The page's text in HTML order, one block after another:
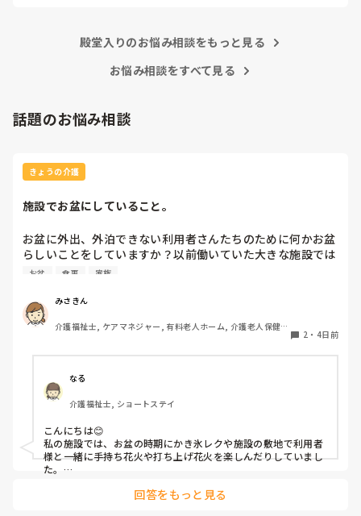
まり、精神がやられた結果辞めて行きます。
治体や他職種にも拡大して、介護職に取っても働きやすい職場
殿堂入りのお悩み相談をもっと見る
お悩み相談をすべて見る
話題のお悩み相談
きょうの介護
施設でお盆にしていること。
お盆に外出、外泊できない利用者さんたちのために何かお盆
らしいことをしていますか？以前働いていた大きな施設では
実際に住職さんを呼びご焼香できるようにそれ用のスペース
族が面会に来る…などでした。お盆まであと少しです。何か
していることがあればぜひシェアよろしくお願いします。
お盆 食事 家族
みさきん
介護福祉士, ケアマネジャー, 有料老人ホーム, 介護老人保健施
2 ・ 4日前
なる
介護福祉士, ショートステイ
こんにちは😊
私の施設では、お盆の時期にかき氷レクや施設の敷地で利用者
様と一緒に手持ち花火や打ち上げ花火を楽しんだりしていまし
た。
利用者様にとっても良い経験にもなりますね！
回答をもっと見る